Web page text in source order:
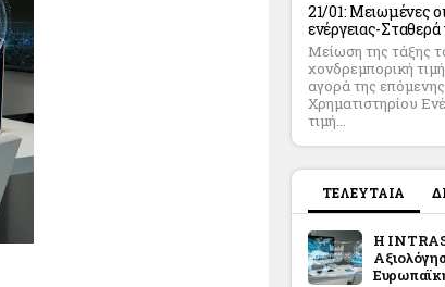
21/01: Μειωμένες
ενέργειας-
Μείωση της τάξης
χονδρεμπορική
αγορά της
Χρηματιστηρίου
τιμή...
ΤΕΛΕΥΤΑΙΑ
Η